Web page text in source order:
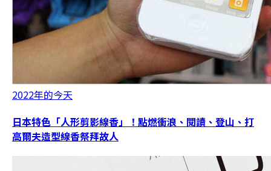
2022年的今天
日本特色「人形剪影線香」！點燃衝浪、閱讀、登山、打
高爾夫造型線香祭拜故人